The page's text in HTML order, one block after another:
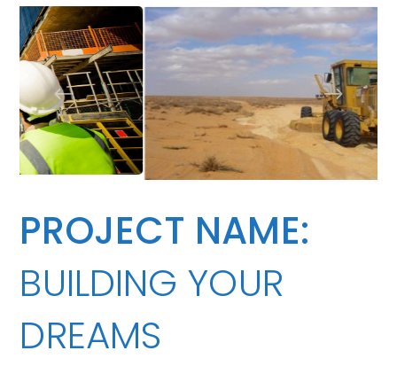
PROJECT NAME:
BUILDING YOUR
DREAMS